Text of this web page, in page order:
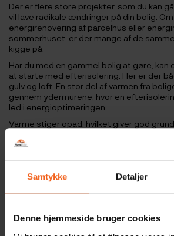
Samtykke Detaljer
Denne hjemmeside bruger cookies
Der er flere store projekter, som du kan
vil lave radikale ændringer på din bolig.
energirenovering af parcelhus eller
sommerhuset, er der mange af de
kigge på.
Har du med en gammel bolig at gøre,
at starte med efterisolering. Her er der
gulv og loft. En stor del af varmen fra
gennem ydermurene, hvor en
led i energioptimeringen.
Varme stiger opad, hvilket giver god
muligt, så din varmekilde ikke behøves at
Med et godt isoleret hus skaber det
grundlag til at lave endnu en
til luft varmepumpe installation. En luft til
opvarmningskilder. Den vil i mange
radiatorerne, som er dyrere i drift. Dertil